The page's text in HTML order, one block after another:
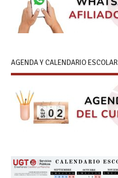
AGENDA Y CALENDARIO ESCOLAR